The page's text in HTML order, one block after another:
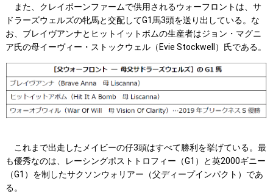
また、クレイボーンファームで供用されるウォーフロントは、サ
ドラーズウェルズの牝馬と交配してG1馬3頭を送り出している。な
お、ブレイヴアンナとヒットイットボムの生産者はジョン・マグニ
ア氏の母イーヴィー・ストックウェル（Evie Stockwell）氏である。
これまで出走したメイビーの仔3頭はすべて勝利を挙げている。最
も優秀なのは、レーシングポストトロフィー（G1）と英2000ギニー
（G1）を制したサクソンウォリアー（父ディープインパクト）であ
る。